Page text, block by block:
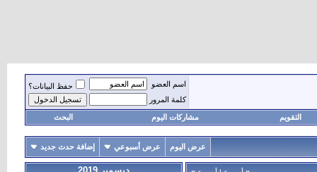
اسم العضو
حفظ البيانات؟
كلمة المرور
التقويم مشاركات اليوم البحث
عرض اليوم عرض أسبوعي إضافة حدث جديد